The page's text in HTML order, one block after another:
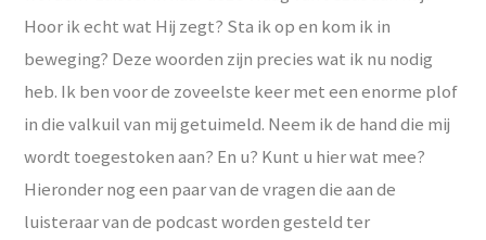
Hoor ik echt wat Hij zegt? Sta ik op en kom ik in
beweging? Deze woorden zijn precies wat ik nu nodig
heb. Ik ben voor de zoveelste keer met een enorme plof
in die valkuil van mij getuimeld. Neem ik de hand die mij
wordt toegestoken aan? En u? Kunt u hier wat mee?
Hieronder nog een paar van de vragen die aan de
luisteraar van de podcast worden gesteld ter